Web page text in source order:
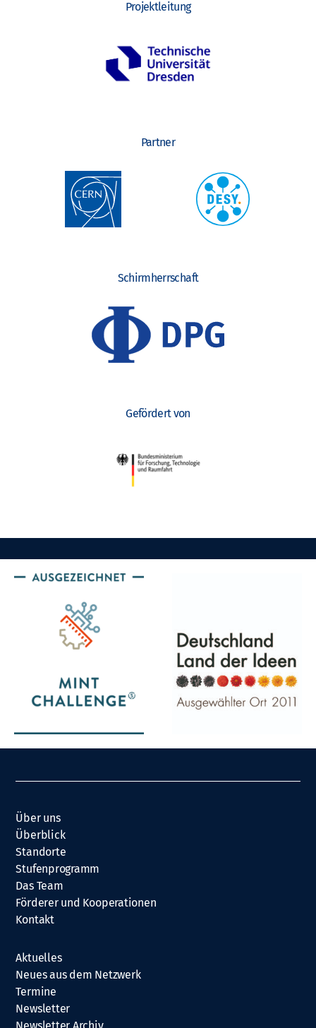
Projektleitung
Partner
Schirmherrschaft
Gefördert von
Über uns
Überblick
Standorte
Stufenprogramm
Das Team
Förderer und Kooperationen
Kontakt
Aktuelles
Neues aus dem Netzwerk
Termine
Newsletter